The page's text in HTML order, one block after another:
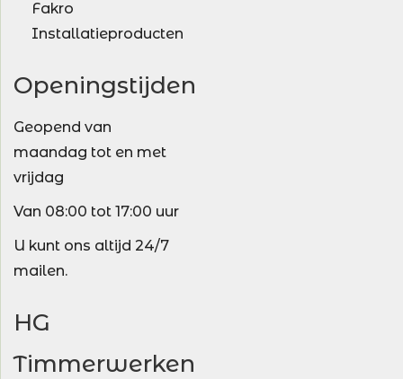
Fakro
Installatieproducten
Openingstijden
Geopend van
maandag tot en met
vrijdag
Van 08:00 tot 17:00 uur
U kunt ons altijd 24/7
mailen.
HG
Timmerwerken